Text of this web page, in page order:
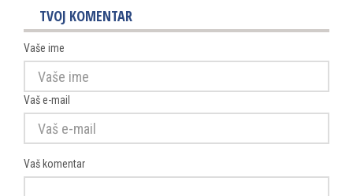
TVOJ KOMENTAR
Vaše ime
Vaš e-mail
Vaš komentar